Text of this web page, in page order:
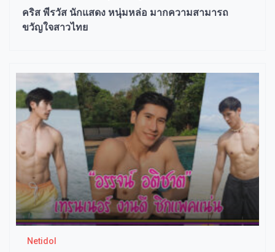
คริส พีรวัส นักแสดง หนุ่มหล่อ มากความสามารถ
ขวัญใจสาวไทย
Netidol